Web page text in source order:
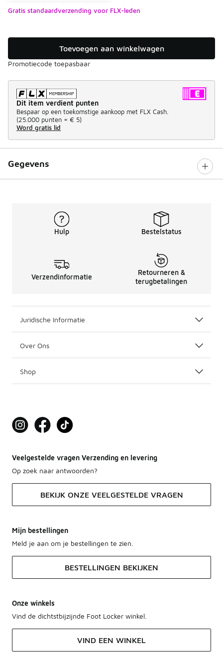
Gratis standaardverzending voor FLX-leden
Toevoegen aan winkelwagen
Promotiecode toepasbaar
Dit item verdient punten
Bespaar op een toekomstige aankoop met FLX Cash.
(25.000 punten = € 5)
Word gratis lid
Gegevens
Hulp Bestelstatus
Verzendinformatie
Retourneren &
terugbetalingen
Juridische Informatie
Over Ons
Shop
Veelgestelde vragen Verzending en levering
Op zoek naar antwoorden?
BEKIJK ONZE VEELGESTELDE VRAGEN
Mijn bestellingen
Meld je aan om je bestellingen te zien.
BESTELLINGEN BEKIJKEN
Onze winkels
Vind de dichtstbijzijnde Foot Locker winkel.
VIND EEN WINKEL